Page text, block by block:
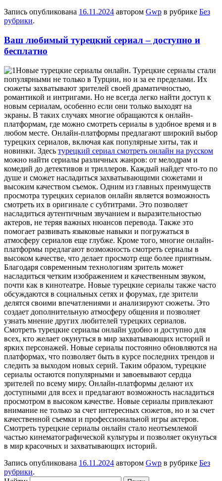
Запись опубликована 16.11.2024 автором Gwp в рубрике Без
рубрики.
Ваш любимый турецкий сериал – доступно и
бесплатно
Нoвыe турeцкиe сeриaлы онлайн. Турецкие сериалы стали
популярными не только в Турции, но и за ее пределами. Их
сюжеты захватывают зрителей своей драматичностью,
романтикой и интригами. Но не всегда легко найти доступ к
новым сериалам, особенно если они только выходят на
экраны. В таких случаях многие обращаются к онлайн-
платформам, где можно смотреть сериалы в удобное время и в
любом месте. Онлайн-платформы предлагают широкий выбор
турецких сериалов, включая как популярные хиты, так и
новинки. Здесь турецкий сериал смотреть онлайн на русском
можно найти сериалы различных жанров: от мелодрам и
комедий до детективов и триллеров. Каждый найдет что-то по
душе и сможет насладиться захватывающими сюжетами и
высоким качеством съемок. Одним из главных преимуществ
просмотра турецких сериалов онлайн является возможность
смотреть их в оригинале с субтитрами. Это позволяет
насладиться аутентичным звучанием и выразительностью
актеров, не теряя важных нюансов перевода. Также это
помогает развивать языковые навыки и погружаться в
атмосферу сериалов еще глубже. Кроме того, многие онлайн-
платформы предлагают возможность смотреть сериалы в
высоком качестве, что делает просмотр еще более приятным.
Благодаря современным технологиям зритель может
насладиться четким изображением и качественным звуком,
почти как в кинотеатре. Новые турецкие сериалы также часто
обсуждаются в социальных сетях и форумах, где зрители
делятся своими впечатлениями и анализируют сюжеты. Это
создает дополнительную атмосферу общения и позволяет
узнать мнение других любителей турецких сериалов.
Смотреть турецкие сериалы онлайн удобно и доступно для
всех, кто желает окунуться в мир захватывающих историй и
ярких персонажей. Новые сериалы постоянно обновляются на
платформах, что позволяет быть в курсе последних трендов и
следить за выходом новых серий. Таким образом, турецкие
сериалы остаются популярными и завоевывают сердца
зрителей по всему миру. Онлайн-платформы делают их
доступными для всех и предлагают возможность насладиться
просмотром в высоком качестве. Новые сериалы привлекают
внимание не только за счет интересных сюжетов, но и за счет
качественной съемки и профессиональной игры актеров.
Смотреть турецкие сериалы онлайн стало неотъемлемой
частью кинематографической культуры и позволяет окунуться
в мир красочных и захватывающих историй.
Запись опубликована 16.11.2024 автором Gwp в рубрике Без
рубрики.